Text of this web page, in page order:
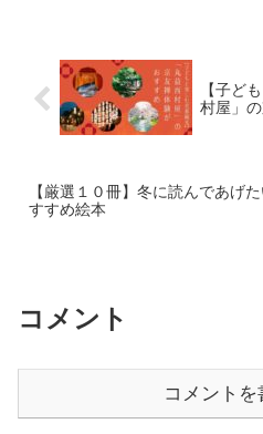
【子ど
村屋」
【厳選１０冊】冬に読んであげ
すすめ絵本
コメント
コメントを